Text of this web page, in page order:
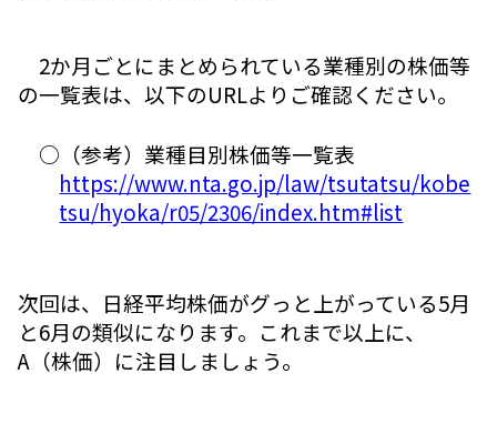
2か月ごとにまとめられている業種別の株価等
の一覧表は、以下のURLよりご確認ください。
○（参考）業種目別株価等一覧表
https://www.nta.go.jp/law/tsutatsu/kobe
tsu/hyoka/r05/2306/index.htm#list
次回は、日経平均株価がグっと上がっている5月
と6月の類似になります。これまで以上に、
A（株価）に注目しましょう。